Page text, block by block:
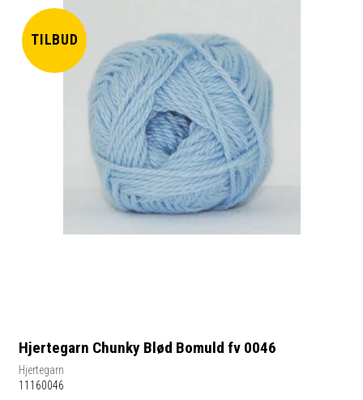
TILBUD
Hjertegarn Chunky Blød Bomuld fv 0046
Hjertegarn
11160046